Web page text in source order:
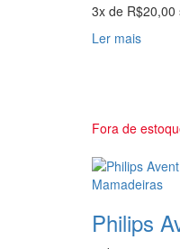
3x de R$20,00
Ler mais
Fora de
Mamadeiras
Philips